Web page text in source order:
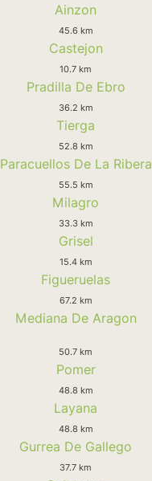
Ainzon
45.6 km
Castejon
10.7 km
Pradilla De Ebro
36.2 km
Tierga
52.8 km
Paracuellos De La Ribera
55.5 km
Milagro
33.3 km
Grisel
15.4 km
Figueruelas
67.2 km
Mediana De Aragon
50.7 km
Pomer
48.8 km
Layana
48.8 km
Gurrea De Gallego
37.7 km